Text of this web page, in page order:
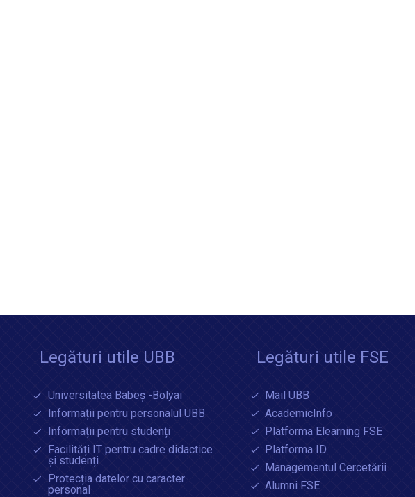
Legături utile UBB
Universitatea Babeș -Bolyai
Informații pentru personalul UBB
Informații pentru studenți
Facilități IT pentru cadre didactice
și studenți
Protecția datelor cu caracter
personal
Legături utile FSE
Mail UBB
AcademicInfo
Platforma Elearning FSE
Platforma ID
Managementul Cercetării
Alumni FSE